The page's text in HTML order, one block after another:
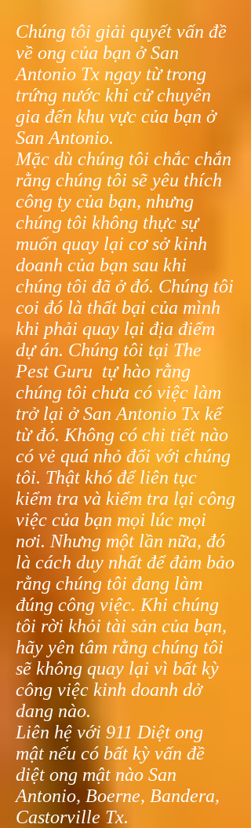
Chúng tôi giải quyết vấn đề
về ong của bạn ở San
Antonio Tx ngay từ trong
trứng nước khi cử chuyên
gia đến khu vực của bạn ở
San Antonio.
Mặc dù chúng tôi chắc chắn
rằng chúng tôi sẽ yêu thích
công ty của bạn, nhưng
chúng tôi không thực sự
muốn quay lại cơ sở kinh
doanh của bạn sau khi
chúng tôi đã ở đó. Chúng tôi
coi đó là thất bại của mình
khi phải quay lại địa điểm
dự án. Chúng tôi tại The
Pest Guru tự hào rằng
chúng tôi chưa có việc làm
trở lại ở San Antonio Tx kể
từ đó. Không có chi tiết nào
có vẻ quá nhỏ đối với chúng
tôi. Thật khó để liên tục
kiểm tra và kiểm tra lại công
việc của bạn mọi lúc mọi
nơi. Nhưng một lần nữa, đó
là cách duy nhất để đảm bảo
rằng chúng tôi đang làm
đúng công việc. Khi chúng
tôi rời khỏi tài sản của bạn,
hãy yên tâm rằng chúng tôi
sẽ không quay lại vì bất kỳ
công việc kinh doanh dở
dang nào.
Liên hệ với 911 Diệt ong
mật nếu có bất kỳ vấn đề
diệt ong mật nào San
Antonio, Boerne, Bandera,
Castorville Tx.